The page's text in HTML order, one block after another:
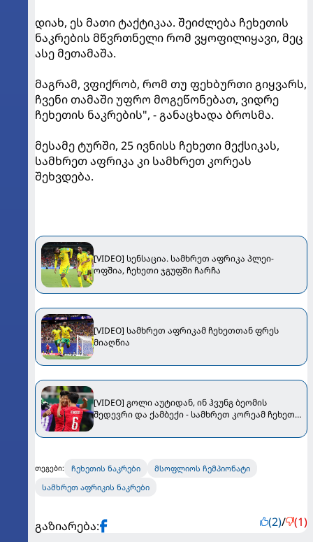
დიახ, ეს მათი ტაქტიკაა. შეიძლება ჩეხეთის
ნაკრების მწვრთნელი რომ ვყოფილიყავი, მეც
ასე მეთამაშა.
მაგრამ, ვფიქრობ, რომ თუ ფეხბურთი გიყვარს,
ჩვენი თამაში უფრო მოგეწონებათ, ვიდრე
ჩეხეთის ნაკრების", - განაცხადა ბროსმა.
მესამე ტურში, 25 ივნისს ჩეხეთი მექსიკას,
სამხრეთ აფრიკა კი სამხრეთ კორეას
შეხვდება.
[VIDEO] სენსაცია. სამხრეთ აფრიკა პლეი-
ოფშია, ჩეხეთი ჯგუფში ჩარჩა
[VIDEO] სამხრეთ აფრიკამ ჩეხეთთან ფრეს
მიაღწია
[VIDEO] გოლი აუტიდან, ინ ჰვუნგ ბეომის
შედევრი და ქამბექი - სამხრეთ კორეამ ჩეხეთი
თეგები: ჩეხეთის ნაკრები
მსოფლიოს ჩემპიონატი
სამხრეთ აფრიკის ნაკრები
გაზიარება: (2)/ (1)